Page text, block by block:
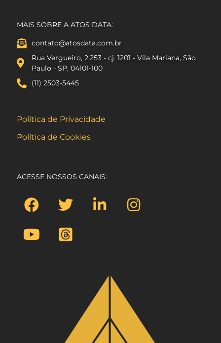
MAIS SOBRE A ATOS DATA:
contato@atosdata.com.br
Rua Vergueiro, 2.253 - cj. 1201 - Vila Mariana, São
Paulo - SP, 04101-100
(11) 2503-5445
Política de Privacidade
Política de Cookies
ACESSE NOSSOS CANAIS: